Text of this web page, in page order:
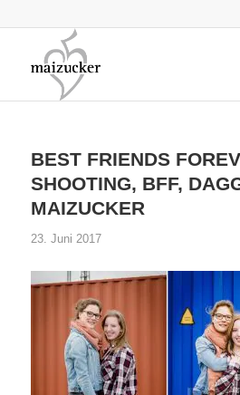
BEST FRIENDS
SHOOTING, BFF,
MAIZUCKER
23. Juni 2017